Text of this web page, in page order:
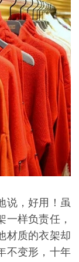
说，好用！虽
样负责任，
材质的衣架却
不变形，十年